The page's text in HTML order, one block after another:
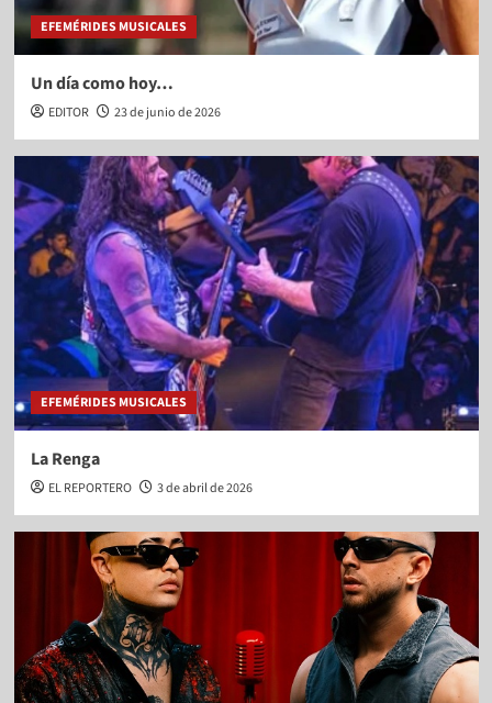
EFEMÉRIDES MUSICALES
Un día como hoy…
EDITOR 23 de junio de 2026
EFEMÉRIDES MUSICALES
La Renga
EL REPORTERO 3 de abril de 2026